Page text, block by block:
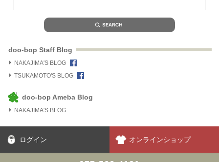
doo-bop Staff Blog
NAKAJIMA'S BLOG
TSUKAMOTO'S BLOG
doo-bop Ameba Blog
NAKAJIMA'S BLOG
ログイン オンラインショップ